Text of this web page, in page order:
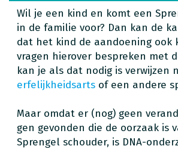
Wil je een kind en komt een
in de familie voor? Dan kan de
dat het kind de aandoening ook
vragen hierover bespreken met
kan je als dat nodig is verwijzen
erfelijkheidsarts of een andere
Maar omdat er (nog) geen
gen gevonden die de oorzaak is
Sprengel schouder, is DNA-